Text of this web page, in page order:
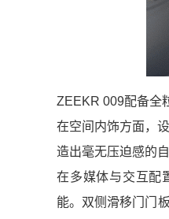
ZEEKR 009配备全
在空间内饰方面，
造出毫无压迫感的自
在多媒体与交互配
能。双侧滑移门门